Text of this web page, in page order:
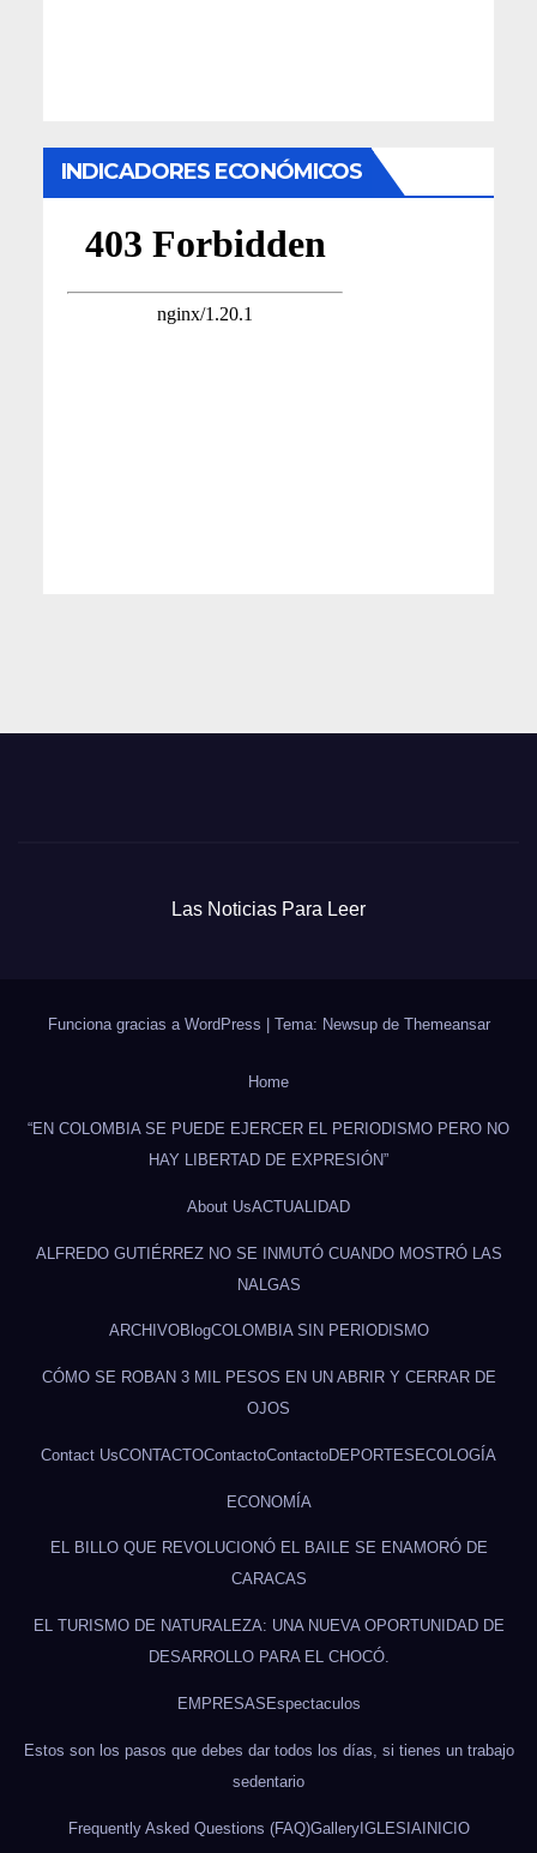
INDICADORES ECONÓMICOS
Las Noticias Para Leer
Funciona gracias a WordPress Tema: Newsup de Themeansar
Home
“EN COLOMBIA SE PUEDE EJERCER EL PERIODISMO PERO NO
HAY LIBERTAD DE EXPRESIÓN”
About UsACTUALIDAD
ALFREDO GUTIÉRREZ NO SE INMUTÓ CUANDO MOSTRÓ LAS
NALGAS
ARCHIVOBlogCOLOMBIA SIN PERIODISMO
CÓMO SE ROBAN 3 MIL PESOS EN UN ABRIR Y CERRAR DE
OJOS
Contact UsCONTACTOContactoContactoDEPORTES ECOLOGÍA
ECONOMÍA
EL BILLO QUE REVOLUCIONÓ EL BAILE SE ENAMORÓ DE
CARACAS
EL TURISMO DE NATURALEZA: UNA NUEVA OPORTUNIDAD DE
DESARROLLO PARA EL CHOCÓ.
EMPRESAS Espectaculos
Estos son los pasos que debes dar todos los días, si tienes un trabajo
sedentario
Frequently Asked Questions (FAQ)GalleryIGLESIAINICIO